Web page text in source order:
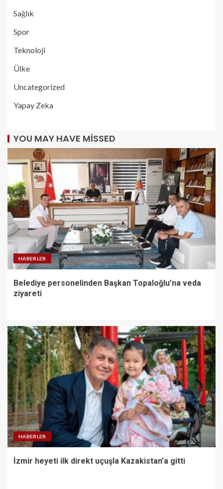
Sağlık
Spor
Teknoloji
Ülke
Uncategorized
Yapay Zeka
YOU MAY HAVE MISSED
HABERLER
Belediye personelinden Başkan Topaloğlu’na veda
ziyareti
HABERLER
İzmir heyeti ilk direkt uçuşla Kazakistan’a gitti